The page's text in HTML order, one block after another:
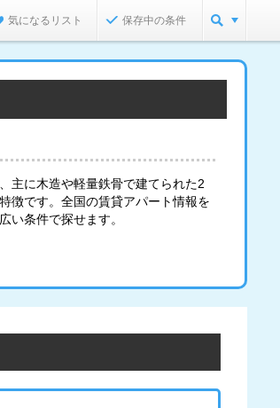
気になるリスト 保存中の条件
主に木造や軽量鉄骨で建てられた2
徴です。全国の賃貸アパート情報を
い条件で探せます。